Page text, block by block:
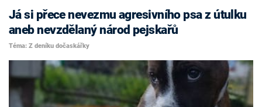
Já si přece nevezmu agresivního psa z útulku
aneb nevzdělaný národ pejskařů
Téma: Z deníku dočaskářky